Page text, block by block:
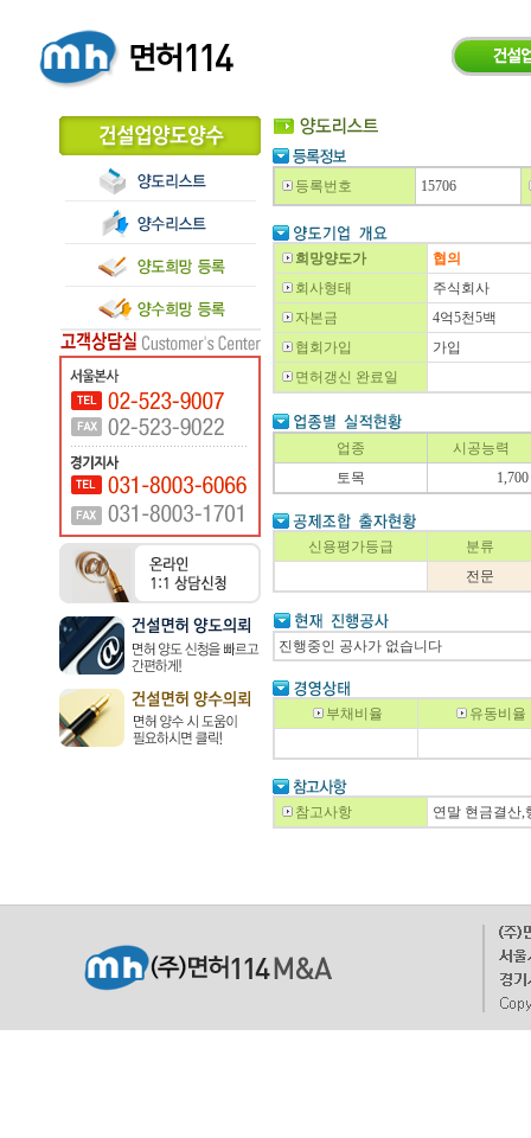
등록번호 15706
희망양도가
협의
회사형태
주식회사
자본금
4억5천5백
협회가입
가입
면허갱신 완료일
업종
시공능력
토목
1,700
신용평가등급
분류
전문
진행중인 공사가 없습니다
부채비율 유동비율
참고사항 연말 현금결산,